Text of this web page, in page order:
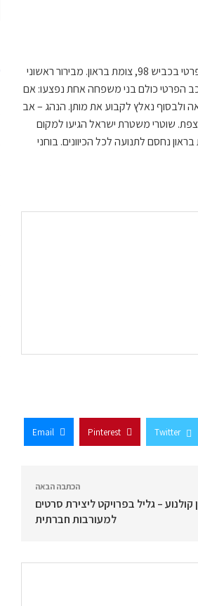
ממשטרת ישראל נמסר: "לפני זמן קצר אירעה תאונת דרכים בין מוביל טנקים (אזרחי) לרכב פרטי בכביש 98, צומת בראון. מבירור ראשוני
הפרטי כולם בני משפחה אחת נפצעו: אם
ולבסוף נאלץ לקבוע את מותן. הנהג – אב
שוטרי משטרת ישראל הגיעו למקום
לחלץ את הלכודים ומכווינים את התנועה במקום. בשלב זה כביש 98 צומת בראון נחסם לתנועה לכל הכיוונים. בוחני
Twitter
Pinterest
Email
הכתבה הבאה
– גליל בפרויקט ליצירת סרטים
למעורבות חברתית